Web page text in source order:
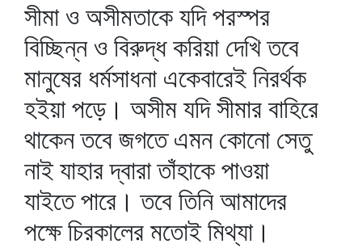
সীমা ও অসীমতাকে যদি পরস্পর
বিচ্ছিন্ন ও বিরুদ্ধ করিয়া দেখি তবে
মানুষের ধর্মসাধনা একেবারেই নিরর্থক
হইয়া পড়ে। অসীম যদি সীমার বাহিরে
থাকেন তবে জগতে এমন কোনো সেতু
নাই যাহার দ্বারা তাঁহাকে পাওয়া
যাইতে পারে। তবে তিনি আমাদের
পক্ষে চিরকালের মতোই মিথ্যা।